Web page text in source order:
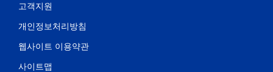
고객지원
개인정보처리방침
웹사이트 이용약관
사이트맵